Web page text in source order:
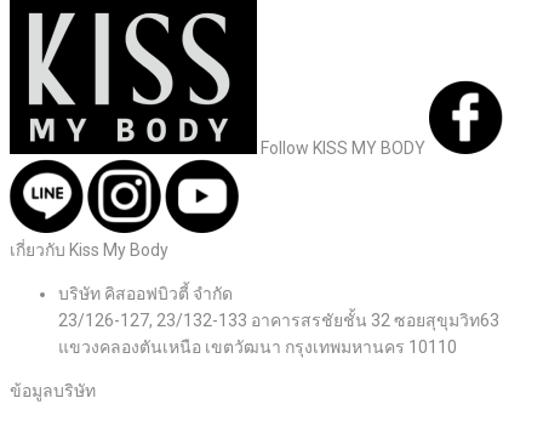
Follow KISS MY BODY
เกี่ยวกับ Kiss My Body
บริษัท คิสออฟบิวตี้ จำกัด
23/126-127, 23/132-133 อาคารสรชัยชั้น 32 ซอยสุขุมวิท63
แขวงคลองตันเหนือ เขตวัฒนา กรุงเทพมหานคร 10110
ข้อมูลบริษัท